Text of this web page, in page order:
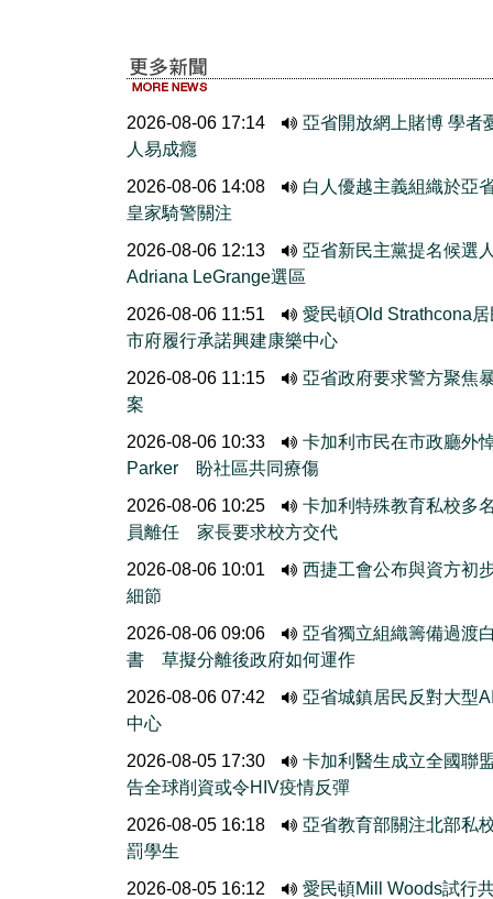
2026-08-06 17:14
亞省開放網上賭博 學者
人易成癮
2026-08-06 14:08
白人優越主義組織於亞
皇家騎警關注
2026-08-06 12:13
亞省新民主黨提名候選
Adriana LeGrange選區
2026-08-06 11:51
愛民頓Old Strathcona
市府履行承諾興建康樂中心
2026-08-06 11:15
亞省政府要求警方聚焦
案
2026-08-06 10:33
卡加利市民在市政廳外
Parker 盼社區共同療傷
2026-08-06 10:25
卡加利特殊教育私校多
員離任 家長要求校方交代
2026-08-06 10:01
西捷工會公布與資方初
細節
2026-08-06 09:06
亞省獨立組織籌備過渡
書 草擬分離後政府如何運作
2026-08-06 07:42
亞省城鎮居民反對大型
中心
2026-08-05 17:30
卡加利醫生成立全國聯
告全球削資或令HIV疫情反彈
2026-08-05 16:18
亞省教育部關注北部私
罰學生
2026-08-05 16:12
愛民頓Mill Woods試行